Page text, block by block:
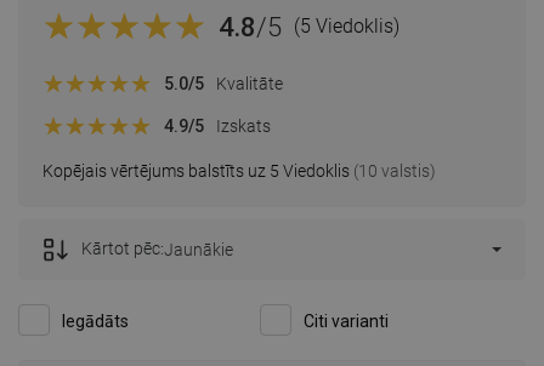
4.8/5 (5 Viedoklis)
Kopējais vērtējums balstīts uz 5 Viedoklis (10 valstis)
5.0/5 Kvalitāte
4.9/5 Izskats
Iegādāts Citi varianti
Kārtot pēc:Jaunākie